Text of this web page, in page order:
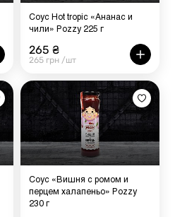
Соус Hot tropic «Ананас и
чили» Pozzy 225 г
265 ₴
265 грн /шт
Соус «Вишня с ромом и
перцем халапеньо» Pozzy
230 г